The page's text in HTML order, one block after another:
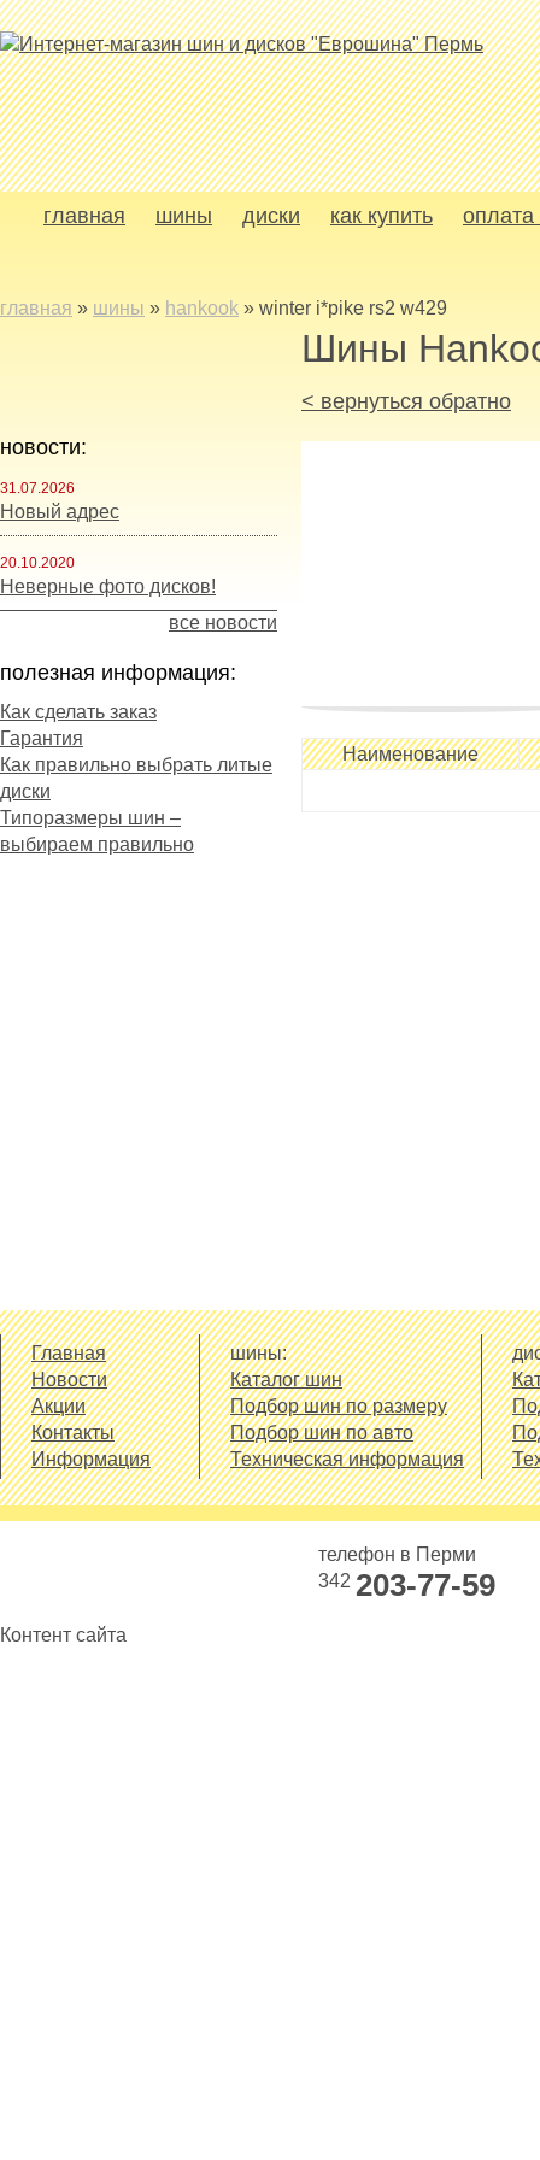
главная шины диски как купить оплата
главная » шины » hankook » winter i*pike rs2 w429
новости:
31.07.2026
Новый адрес
20.10.2020
Неверные фото дисков!
все новости
полезная информация:
Как сделать заказ
Гарантия
Как правильно выбрать литые
диски
Типоразмеры шин –
выбираем правильно
Шины
< вернуться обратно
Наименование
Главная
Новости
Акции
Контакты
Информация
шины:
Каталог шин
Подбор шин по размеру
Подбор шин по авто
Техническая информация
телефон в Перми
342 203-77-59
Контент сайта